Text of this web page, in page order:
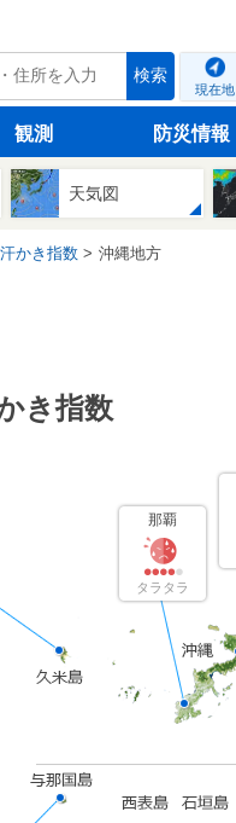
検索
現在地
観測 防災情報
天気図
汗かき指数 沖縄地方
き指数
那覇
タラタラ